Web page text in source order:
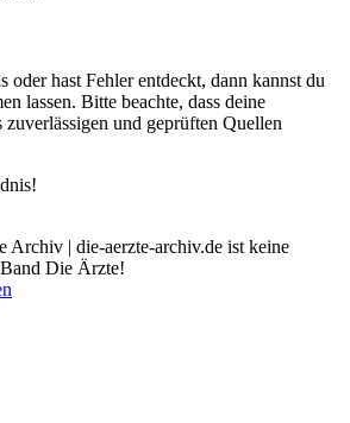
oder hast Fehler entdeckt, dann kannst du
lassen. Bitte beachte, dass deine
und geprüften Quellen
Archiv | die-aerzte-archiv.de ist keine
Die Ärzte!